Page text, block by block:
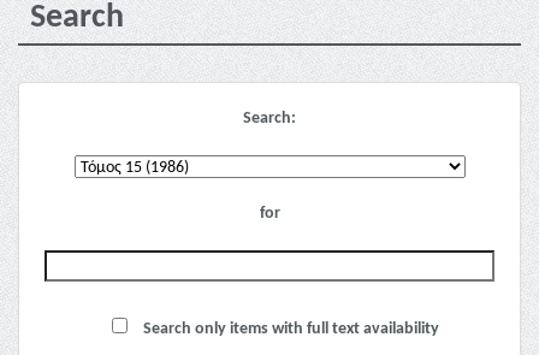
Search
Search:
for
Search only items with full text availability